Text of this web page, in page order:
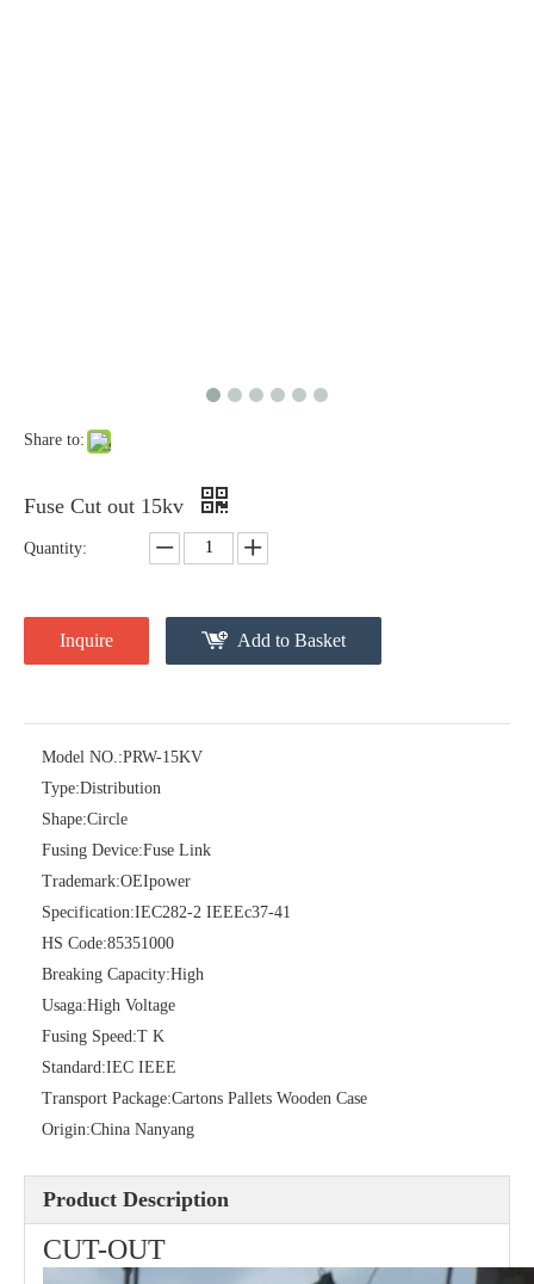
Polymer Fuse Cutout, Drop out Fuses 36 Kv 200A
Share to:
Fuse Cut out 15kv
Quantity:
Inquire Add to Basket
Model NO.:PRW-15KV
Type:Distribution
Shape:Circle
Fusing Device:Fuse Link
Trademark:OEIpower
Specification:IEC282-2 IEEEc37-41
HS Code:85351000
Breaking Capacity:High
Usaga:High Voltage
Fusing Speed:T K
Standard:IEC IEEE
Transport Package:Cartons Pallets Wooden Case
Origin:China Nanyang
Product Description
CUT-OUT